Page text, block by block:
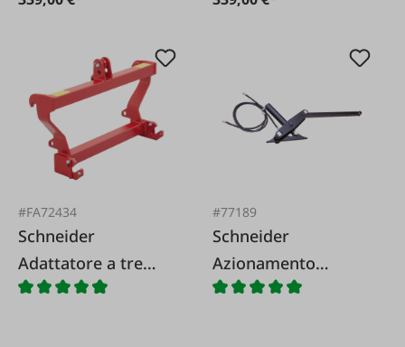
altezza da terra
#FA72434
Schneider
Adattatore a tre
punti EURO Cat.2
#77189
Schneider
Azionamento
dispositivo idraulico